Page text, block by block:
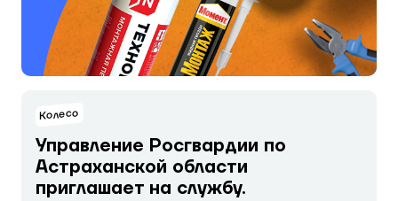
Колесо
Управление Росгвардии по
Астраханской области
приглашает на службу.